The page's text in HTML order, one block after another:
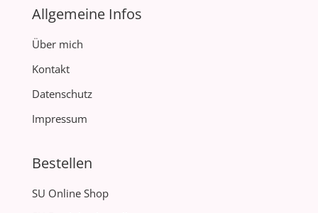
Allgemeine Infos
Über mich
Kontakt
Datenschutz
Impressum
Bestellen
SU Online Shop